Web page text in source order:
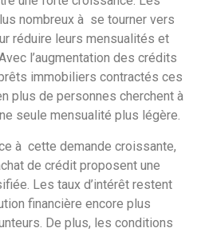
nombreux à se tourner vers
réduire leurs mensualités et
l’augmentation des crédits
immobiliers contractés ces
plus de personnes cherchent à
seule mensualité plus légère.
à cette demande croissante,
de crédit proposent une
Les taux d’intérêt restent
financière encore plus
De plus, les conditions